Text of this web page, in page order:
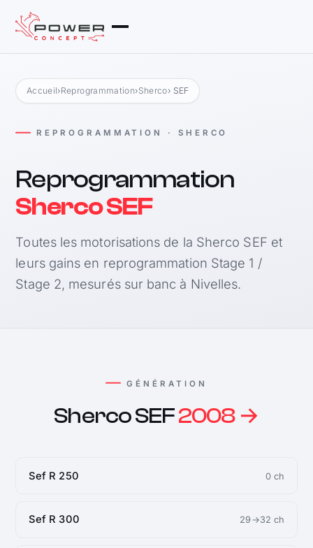
Accueil›Reprogrammation›Sherco› SEF
REPROGRAMMATION · SHERCO
Reprogrammation
Sherco SEF
Toutes les motorisations de la Sherco SEF et
leurs gains en reprogrammation Stage 1 /
Stage 2, mesurés sur banc à Nivelles.
GÉNÉRATION
Sherco SEF2008 →
Sef R 250 0 ch
Sef R 300 29→32 ch